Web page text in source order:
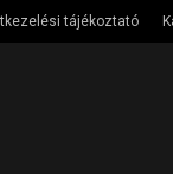
tájékoztató